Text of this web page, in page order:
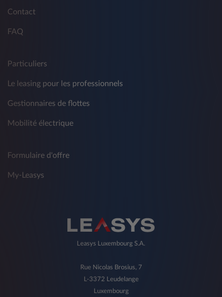
Contact
FAQ
Particuliers
Le leasing pour les professionnels
Gestionnaires de flottes
Mobilité électrique
Formulaire d'offre
My-Leasys
Leasys Luxembourg S.A.
Rue Nicolas Brosius, 7
L-3372 Leudelange
Luxembourg